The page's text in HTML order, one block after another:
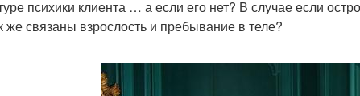
психики клиента … а если его нет? В случае если
связаны взрослость и пребывание в теле?